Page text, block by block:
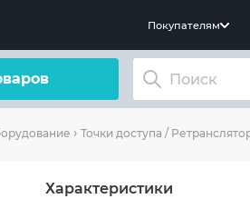
Покупателям
Точки доступа /
Характеристики